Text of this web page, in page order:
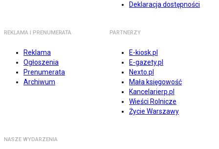
Deklaracja dostępności
REKLAMA I PRENUMERATA
Reklama
Ogłoszenia
Prenumerata
Archiwum
PARTNERZY
E-kiosk.pl
E-gazety.pl
Nexto.pl
Mała księgowość
Kancelarierp.pl
Wieści Rolnicze
Życie Warszawy
NASZE WYDARZENIA